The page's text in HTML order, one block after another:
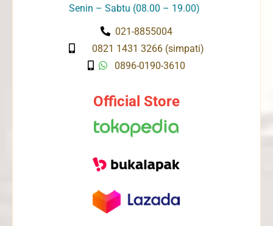
Senin – Sabtu (08.00 – 19.00)
021-8855004
0821 1431 3266 (simpati)
0896-0190-3610
Official Store